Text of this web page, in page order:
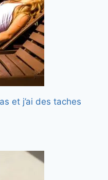
et j’ai des taches